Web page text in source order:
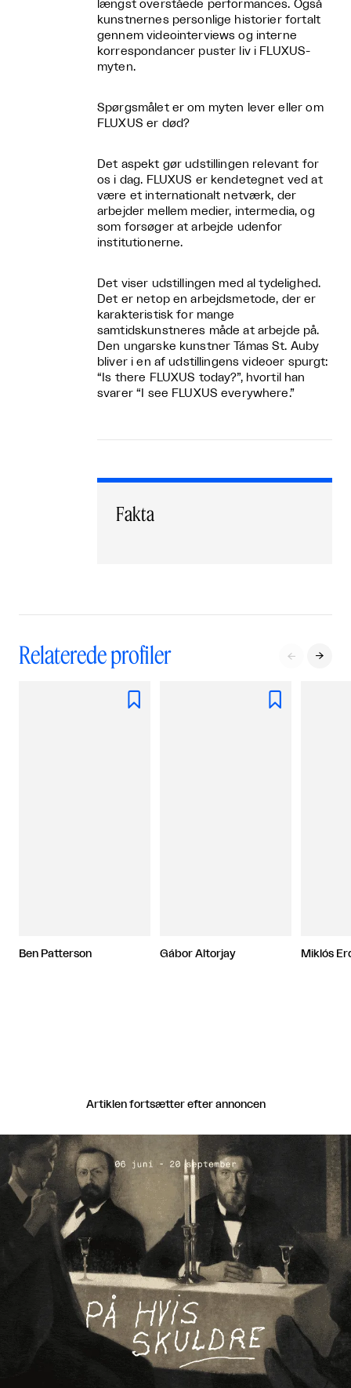
længst overståede performances. Også
kunstnernes personlige historier fortalt
gennem videointerviews og interne
korrespondancer puster liv i FLUXUS-
myten.
Spørgsmålet er om myten lever eller om
FLUXUS er død?
Det aspekt gør udstillingen relevant for
os i dag. FLUXUS er kendetegnet ved at
være et internationalt netværk, der
arbejder mellem medier, intermedia, og
som forsøger at arbejde udenfor
institutionerne.
Det viser udstillingen med al tydelighed.
Det er netop en arbejdsmetode, der er
karakteristisk for mange
samtidskunstneres måde at arbejde på.
Den ungarske kunstner Támas St. Auby
bliver i en af udstillingens videoer spurgt:
“Is there FLUXUS today?”, hvortil han
svarer “I see FLUXUS everywhere.”
Fakta
Relaterede profiler  

Ben Patterson

Gábor Altorjay Miklós
Artiklen fortsætter efter annoncen